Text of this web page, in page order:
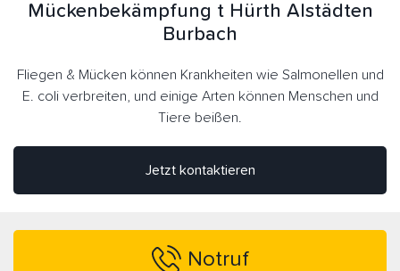
Jetzt kontaktieren
Mückenbekämpfung t Hürth Alstädten
Burbach
Fliegen & Mücken können Krankheiten wie Salmonellen und
E. coli verbreiten, und einige Arten können Menschen und
Tiere beißen.
Notruf